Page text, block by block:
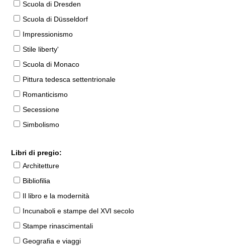
Scuola di Dresden
Scuola di Düsseldorf
Impressionismo
Stile liberty'
Scuola di Monaco
Pittura tedesca settentrionale
Romanticismo
Secessione
Simbolismo
Libri di pregio:
Architetture
Bibliofilia
Il libro e la modernità
Incunaboli e stampe del XVI secolo
Stampe rinascimentali
Geografia e viaggi